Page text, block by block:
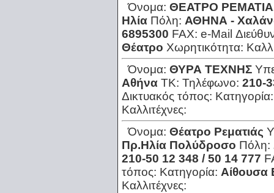
Όνομα: ΘΕΑΤΡΟ
Ηλία Πόλη: ΑΘΗΝΑ -
6895300 FAX: e-Mail
Θέατρο Χωρητικότητα:
Όνομα: ΘΥΡΑ ΤΕΧΝΗΣ
Αθήνα ΤΚ: Τηλέφωνο: 210-
Δικτυακός τόπος:
Καλλιτέχνες:
Όνομα: Θέατρο Ρεματιάς
Πρ.Ηλία Πολύδροσο Πόλη:
210-50 12 348 / 50 14 777
τόπος: Κατηγορία:
Καλλιτέχνες: